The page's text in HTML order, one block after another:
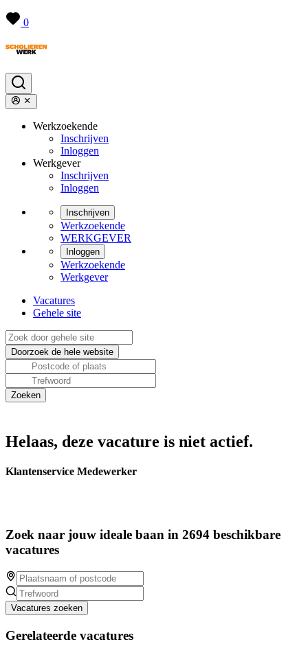
0
Werkzoekende
Inschrijven
Inloggen
Werkgever
Inschrijven
Inloggen
Inschrijven
Werkzoekende
WERKGEVER
Inloggen
Werkzoekende
Werkgever
Vacatures
Gehele site
Helaas, deze vacature is niet actief.
Klantenservice Medewerker
Zoek naar jouw ideale baan in 2694 beschikbare
vacatures
Vacatures zoeken
Gerelateerde vacatures